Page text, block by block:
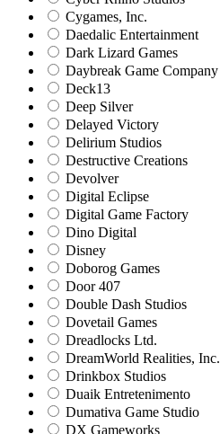
Cygames, Inc.
Daedalic Entertainment
Dark Lizard Games
Daybreak Game Company
Deck13
Deep Silver
Delayed Victory
Delirium Studios
Destructive Creations
Devolver
Digital Eclipse
Digital Game Factory
Dino Digital
Disney
Doborog Games
Door 407
Double Dash Studios
Dovetail Games
Dreadlocks Ltd.
DreamWorld Realities, Inc.
Drinkbox Studios
Duaik Entretenimento
Dumativa Game Studio
DX Gameworks